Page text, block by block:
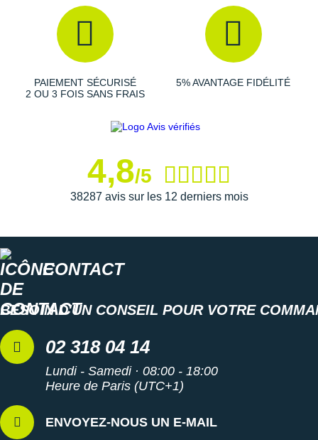
surfaces lisses
, elle offre une traction idéale sur les
sols secs et mouillés.
Semelle intérieure amovible
Poids constaté chez i-Run : 220 g en taille 40
Under Armour
PAIEMENT SÉCURISÉ
2 OU 3 FOIS SANS FRAIS
5% AVANTAGE FIDÉLITÉ
4,8/5
38287 avis sur les 12 derniers mois
CONTACT
BESOIN D'UN CONSEIL POUR VOTRE
02 318 04 14
Lundi - Samedi · 08:00 - 18:00
Heure de Paris (UTC+1)
ENVOYEZ-NOUS UN E-MAIL